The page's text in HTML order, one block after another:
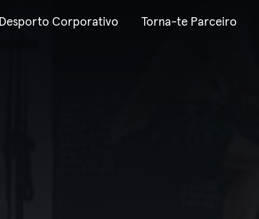
Desporto Corporativo Torna-te Parceiro